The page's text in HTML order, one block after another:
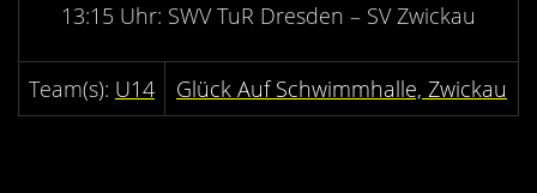
13:15 Uhr: SWV TuR Dresden – SV Zwickau
U14 Glück Auf Schwimmhalle, Zwickau